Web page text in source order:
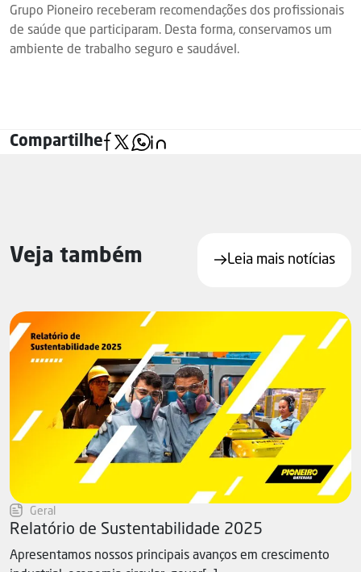
Grupo Pioneiro receberam recomendações dos profissionais
de saúde que participaram. Desta forma, conservamos um
ambiente de trabalho seguro e saudável.
Compartilhe
Veja também Leia mais notícias
Geral
Relatório de Sustentabilidade 2025
Apresentamos nossos principais avanços em crescimento